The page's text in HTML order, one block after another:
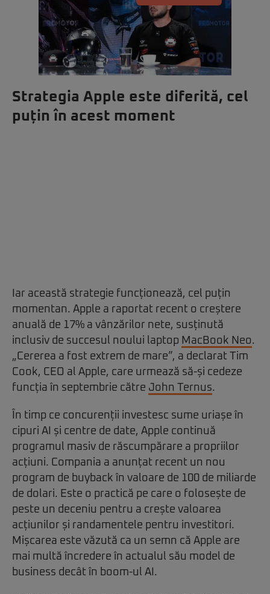
Strategia Apple este diferită, cel
puțin în acest moment
Iar această strategie funcționează, cel puțin
momentan. Apple a raportat recent o creștere
anuală de 17% a vânzărilor nete, susținută
inclusiv de succesul noului laptop MacBook Neo.
„Cererea a fost extrem de mare”, a declarat Tim
Cook, CEO al Apple, care urmează să-și cedeze
funcția în septembrie către John Ternus.
În timp ce concurenții investesc sume uriașe în
cipuri AI și centre de date, Apple continuă
programul masiv de răscumpărare a propriilor
acțiuni. Compania a anunțat recent un nou
program de buyback în valoare de 100 de miliarde
de dolari. Este o practică pe care o folosește de
peste un deceniu pentru a crește valoarea
acțiunilor și randamentele pentru investitori.
Mișcarea este văzută ca un semn că Apple are
mai multă încredere în actualul său model de
business decât în boom-ul AI.